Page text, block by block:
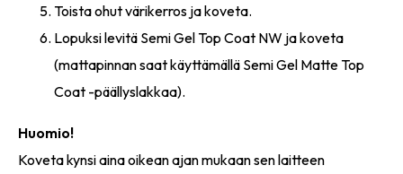
Toista ohut värikerros ja koveta.
Lopuksi levitä Semi Gel Top Coat NW ja koveta
(mattapinnan saat käyttämällä Semi Gel Matte Top
Coat -päällyslakkaa).
Huomio!
Koveta kynsi aina oikean ajan mukaan sen laitteen